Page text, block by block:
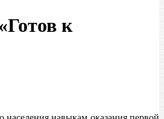
к